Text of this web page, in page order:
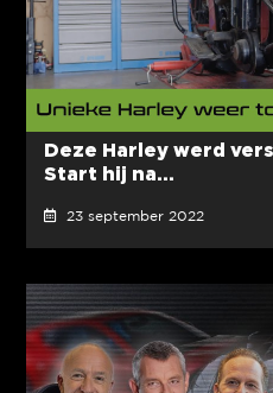
Deze Harley werd
Start hij na...
23 september 2022